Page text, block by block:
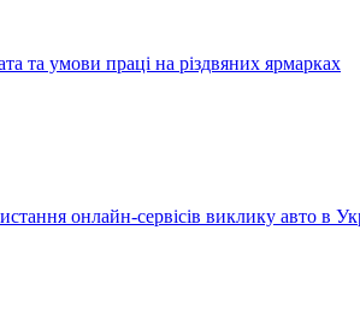
та умови праці на різдвяних ярмарках
онлайн-сервісів виклику авто в